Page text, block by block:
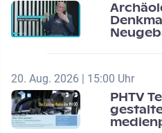
20. Aug. 2026 | 15:00 Uhr
PHTV